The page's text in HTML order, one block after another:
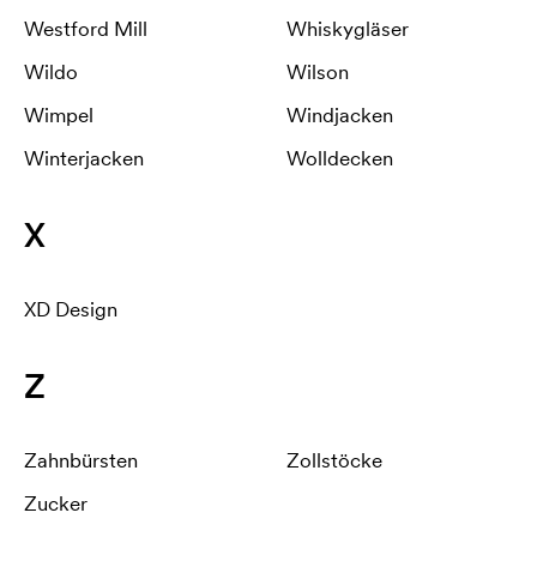
Westford Mill
Whiskygläser
Wildo
Wilson
Wimpel
Windjacken
Winterjacken
Wolldecken
X
XD Design
Z
Zahnbürsten
Zollstöcke
Zucker